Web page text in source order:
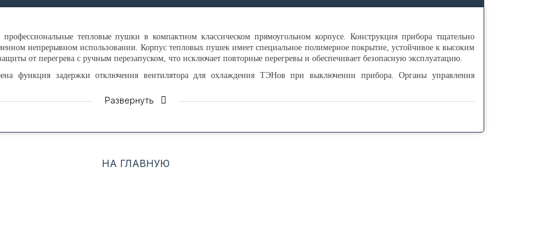
тепловые пушки в компактном классическом прямоугольном корпусе. Конструкция прибора тщательно
непрерывном использовании. Корпус тепловых пушек имеет специальное полимерное покрытие, устойчивое к высоким
от перегрева с ручным перезапуском, что исключает повторные перегревы и обеспечивает безопасную эксплуатацию.
функция задержки отключения вентилятора для охлаждения ТЭНов при выключении прибора. Органы управления
рассчитаны на питание от электросети 380 В (50Гц).
стали - долгий срок службы прибора. Эргономичная прорезиненная ручка-поставка удобна для переноски и
производительности от номинального значения до 20%, снижение потребляемой мощности в режиме 2 до 25%.
Развернуть
НА ГЛАВНУЮ